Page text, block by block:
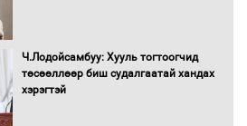
Ч.Лодойсамбуу: Хууль тогтоогчид
төсөөллөөр биш судалгаатай хандах
хэрэгтэй